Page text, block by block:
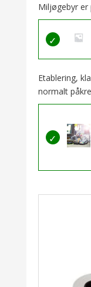
Miljøgebyr er
Etablering,
normalt